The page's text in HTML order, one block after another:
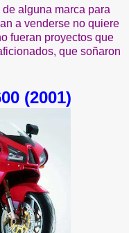
alguna marca para
a venderse no quiere
fueran proyectos que
que soñaron
(2001)